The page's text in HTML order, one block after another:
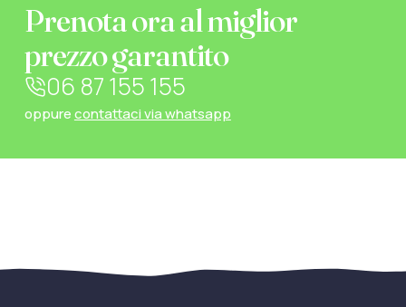
Prenota ora al miglior
prezzo garantito
06 87 155 155
oppurecontattaci via whatsapp